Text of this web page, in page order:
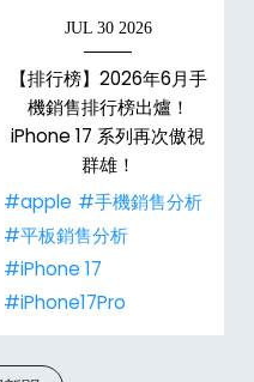
JUL 30 2026
【排行榜】2026年6月手
機銷售排行榜出爐！
iPhone 17 系列再次傲視
群雄！
#apple #手機銷售分析
#平板銷售分析
#iPhone 17
#iPhone17Pro